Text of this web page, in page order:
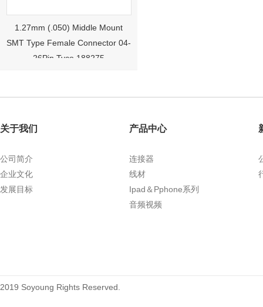
SMT Type Female Connector 04-
26Pin Tyco 188275
1.27mm (.050) Right Angle DIP
Type Female Connector 04-26Pin
关于我们
公司简介
企业文化
发展目标
产品中心
连接器
线材
Ipad＆Pphone系列
音频视频
2019 Soyoung Rights Reserved.